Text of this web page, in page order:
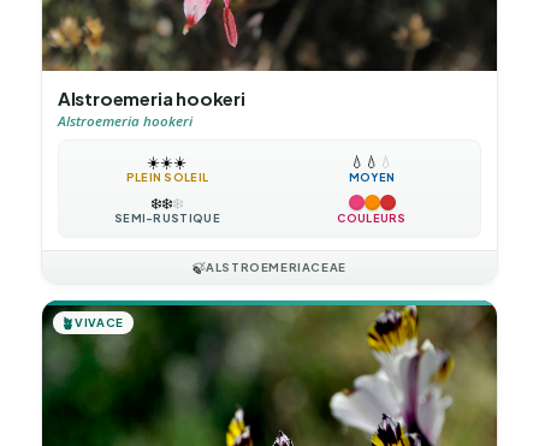
Alstroemeria hookeri
Alstroemeria hookeri
☀️☀️☀️
PLEIN SOLEIL
💧 💧 💧
MOYEN
❄️❄️❄️
SEMI-RUSTIQUE COULEURS
🍃ALSTROEMERIACEAE
🪴VIVACE